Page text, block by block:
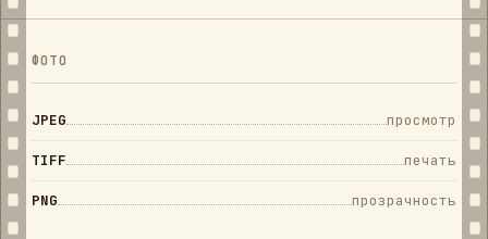
ФОТО
JPEG просмотр
TIFF печать
PNG прозрачность